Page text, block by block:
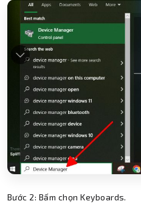
Bước 2: Bấm chọn Keyboards.